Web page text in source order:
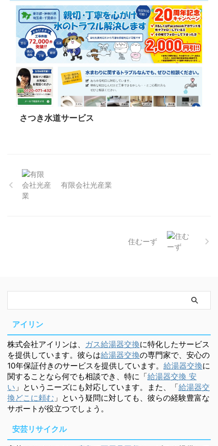
さつき水道サービス
有限会社光産業
住むーず
アイリン
株式会社アイリンは、 ガス給湯器交換に特化したサービス
を提供しています。彼らは給湯器交換の専門家で、安心の
10年保証付きのサービスを提供しています。 給湯器交換に
関することなら何でも相談でき、特に「給湯器交換 安
い 」というニーズにも対応しています。また、「給湯器交
換どこに頼む 」という疑問に対しても、彼らの経験豊富な
サポートが役立つでしょう。
安芸リサイクル